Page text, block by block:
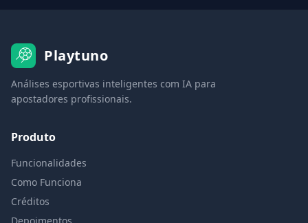
Playtuno
Análises esportivas inteligentes com IA para
apostadores profissionais.
Produto
Funcionalidades
Como Funciona
Créditos